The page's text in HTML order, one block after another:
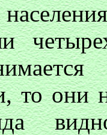
то они